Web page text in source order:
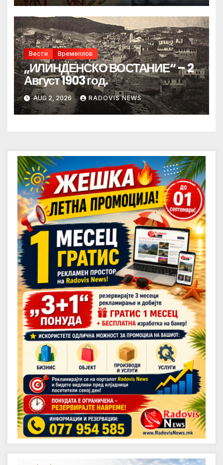
Вести Времеплов
„ИЛИНДЕНСКО ВОСТАНИЕ“ – 2
Август 1903 год.
AUG 2, 2026 RADOVIS NEWS